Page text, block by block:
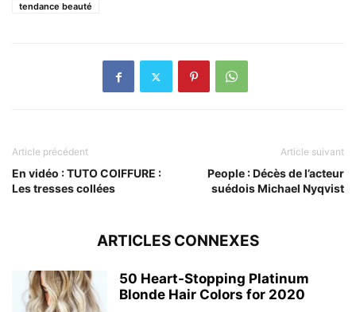
tendance beauté
Article précédent
En vidéo : TUTO COIFFURE :
Les tresses collées
Article suivant
People : Décès de l’acteur
suédois Michael Nyqvist
ARTICLES CONNEXES
50 Heart-Stopping Platinum
Blonde Hair Colors for 2020